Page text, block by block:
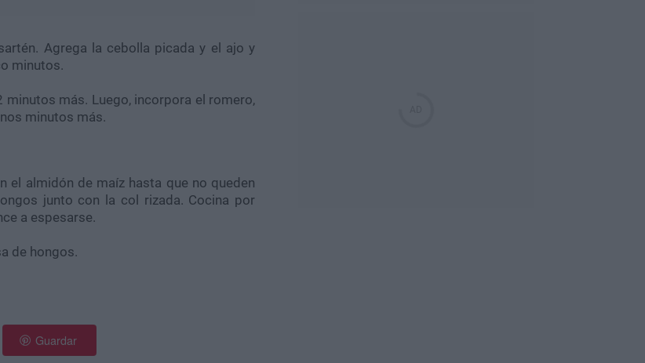
Agrega la cebolla picada y el ajo y
minutos.
más. Luego, incorpora el romero,
minutos más.
el almidón de maíz hasta que no queden
junto con la col rizada. Cocina por
a espesarse.
de hongos.
Guardar